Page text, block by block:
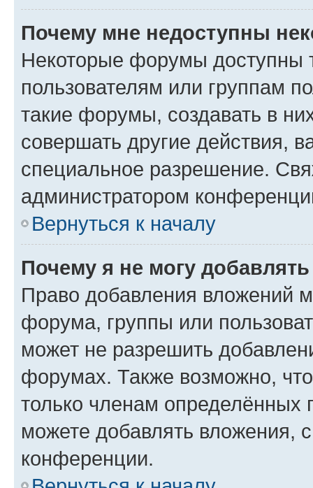
Почему мне недоступны
Некоторые форумы доступны
пользователям или группам
такие форумы, создавать в
совершать другие действия,
специальное разрешение.
администратором
Вернуться к началу
Почему я не могу
Право добавления вложений
форума, группы или
может не разрешить
форумах. Также возможно,
только членам определённых
можете добавлять вложения,
конференции.